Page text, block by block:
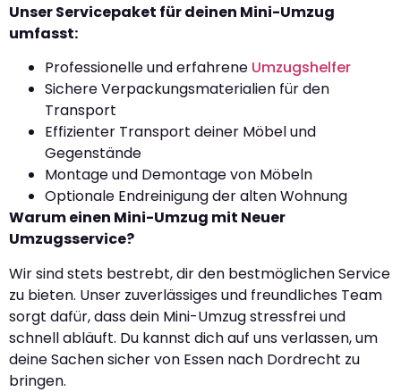
Unser Servicepaket für deinen Mini-Umzug
umfasst:
Professionelle und erfahrene Umzugshelfer
Sichere Verpackungsmaterialien für den
Transport
Effizienter Transport deiner Möbel und
Gegenstände
Montage und Demontage von Möbeln
Optionale Endreinigung der alten Wohnung
Warum einen Mini-Umzug mit Neuer
Umzugsservice?
Wir sind stets bestrebt, dir den bestmöglichen Service
zu bieten. Unser zuverlässiges und freundliches Team
sorgt dafür, dass dein Mini-Umzug stressfrei und
schnell abläuft. Du kannst dich auf uns verlassen, um
deine Sachen sicher von Essen nach Dordrecht zu
bringen.